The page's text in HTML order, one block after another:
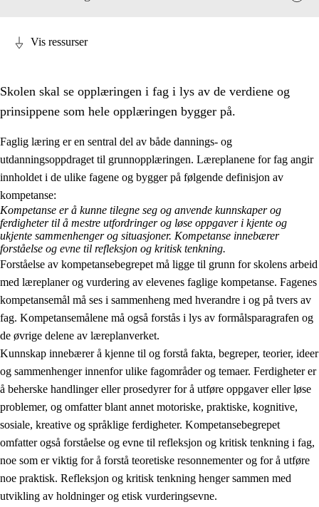
2. Prinsipper for læring, utvikling og danning
2.1 Sosial læring og utvikling
2.2 Kompetanse i fagene
Grunnleggende ferdigheter
2.4 Å lære å lære
Tverrfaglige temaer
Vis ressurser
Skolen skal se opplæringen i fag i lys av de verdiene og
prinsippene som hele opplæringen bygger på.
Faglig læring er en sentral del av både dannings- og
utdanningsoppdraget til grunnopplæringen. Læreplanene for fag angir
innholdet i de ulike fagene og bygger på følgende definisjon av
kompetanse:
Kompetanse er å kunne tilegne seg og anvende kunnskaper og
ferdigheter til å mestre utfordringer og løse oppgaver i kjente og
ukjente sammenhenger og situasjoner. Kompetanse innebærer
forståelse og evne til refleksjon og kritisk tenkning.
Forståelse av kompetansebegrepet må ligge til grunn for skolens arbeid
med læreplaner og vurdering av elevenes faglige kompetanse. Fagenes
kompetansemål må ses i sammenheng med hverandre i og på tvers av
fag. Kompetansemålene må også forstås i lys av formålsparagrafen og
de øvrige delene av læreplanverket.
Kunnskap innebærer å kjenne til og forstå fakta, begreper, teorier, ideer
og sammenhenger innenfor ulike fagområder og temaer. Ferdigheter er
å beherske handlinger eller prosedyrer for å utføre oppgaver eller løse
problemer, og omfatter blant annet motoriske, praktiske, kognitive,
sosiale, kreative og språklige ferdigheter. Kompetansebegrepet
omfatter også forståelse og evne til refleksjon og kritisk tenkning i fag,
noe som er viktig for å forstå teoretiske resonnementer og for å utføre
noe praktisk. Refleksjon og kritisk tenkning henger sammen med
utvikling av holdninger og etisk vurderingsevne.